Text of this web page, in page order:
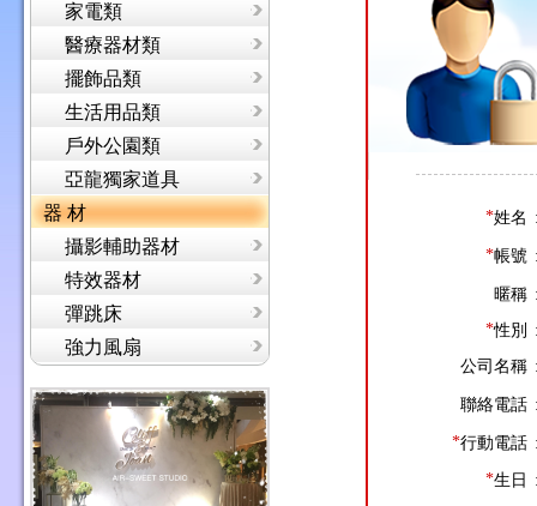
家電類
醫療器材類
擺飾品類
生活用品類
戶外公園類
亞龍獨家道具
器 材
攝影輔助器材
特效器材
彈跳床
強力風扇
*姓名
*帳號
暱稱
*性別
公司名稱
聯絡電話
*行動電話
*生日